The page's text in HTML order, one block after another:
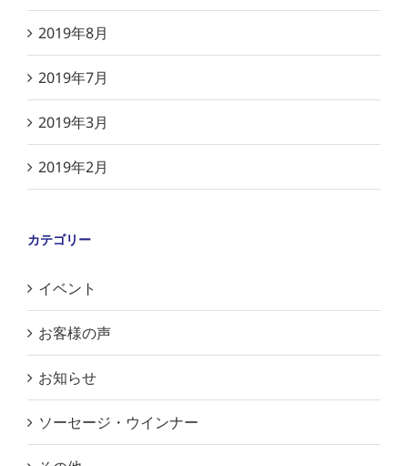
2019年8月
2019年7月
2019年3月
2019年2月
カテゴリー
イベント
お客様の声
お知らせ
ソーセージ・ウインナー